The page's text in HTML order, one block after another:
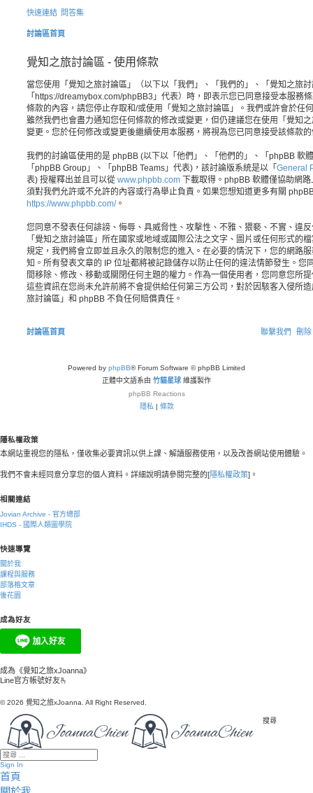
快速連結 問答集
討論區首頁
覺知之旅討論區 - 使用條款
當您使用「覺知之旅討論區」（以下以「我們」、「我們的」、「覺知之旅
「https://dreamybox.com/phpBB3」代表）時，即表示您已同意接受本服務
條款的內容，請您停止存取和/或使用「覺知之旅討論區」。我們或許會於任
雖然我們也會盡力通知您任何條款的修改或變更，但仍建議您在使用「覺知
變更。您於任何修改或變更後繼續使用本服務，將視為您已同意接受該條款
我們的討論區使用的是 phpBB (以下以「他們」、「他們的」、「phpBB 軟
「phpBB Group」、「phpBB Teams」代表)，該討論版系統是以「 General
表) 授權釋出並且可以從 www.phpbb.com 下載取得。phpBB 軟體僅協助網
須對我們允許或不允許的內容或行為舉止負責。如果您想知道更多有關
https://www.phpbb.com/。
您同意不發表任何誹謗、侮辱、具威脅性、攻擊性、不雅、猥褻、不實、違
「覺知之旅討論區」所在國家或地域或國際公法之文字、圖片或任何形式的
規定，我們將會立即並且永久的限制您的進入。在必要的情況下，您的網路
知。所有發表文章的 IP 位址都將被記錄儲存以防止任何的違法情節發生。您
間移除、修改、移動或關閉任何主題的權力。作為一個使用者，您同意您所
這些資訊在您尚未允許前將不會提供給任何第三方公司，對於因駭客入侵所
旅討論區」和 phpBB 不負任何賠償責任。
討論區首頁 刪
聯繫我們
Powered by phpBB® Forum Software © phpBB Limited
正體中文語系由 竹貓星球 維護製作
phpBB Reactions
隱私 | 條款
隱私權政策
本網站重視您的隱私，僅收集必要資訊以供上課、解讀服務使用，以及改善網站使用體驗。
我們不會未經同意分享您的個人資料。詳細說明請參閱完整的[隱私權政策]。
相關連結
Jovian Archive - 官方總部
IHDS - 國際人類圖學院
快速導覽
關於我
課程與服務
部落格文章
後花園
成為好友
成為《覺知之旅xJoanna》
Line官方帳號好友🫰
© 2026 覺知之旅xJoanna. All Right Reserved.
搜尋
Sign In
首頁